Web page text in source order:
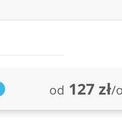
od 127 zł/